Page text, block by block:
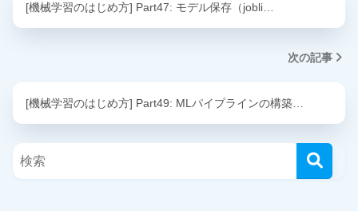
[機械学習のはじめ方] Part47: モデル保存（jobli…
次の記事
[機械学習のはじめ方] Part49: MLパイプラインの構築…